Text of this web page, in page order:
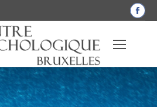
La
une